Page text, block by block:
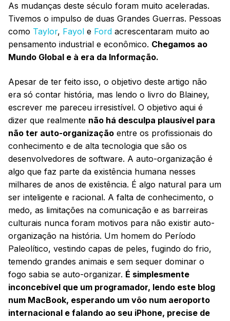
As mudanças deste século foram muito aceleradas.
Tivemos o impulso de duas Grandes Guerras. Pessoas
como Taylor, Fayol e Ford acrescentaram muito ao
pensamento industrial e econômico. Chegamos ao
Mundo Global e à era da Informação.
Apesar de ter feito isso, o objetivo deste artigo não
era só contar história, mas lendo o livro do Blainey,
escrever me pareceu irresistível. O objetivo aqui é
dizer que realmente não há desculpa plausível para
não ter auto-organização entre os profissionais do
conhecimento e de alta tecnologia que são os
desenvolvedores de software. A auto-organização é
algo que faz parte da existência humana nesses
milhares de anos de existência. É algo natural para um
ser inteligente e racional. A falta de conhecimento, o
medo, as limitações na comunicação e as barreiras
culturais nunca foram motivos para não existir auto-
organização na história. Um homem do Período
Paleolítico, vestindo capas de peles, fugindo do frio,
temendo grandes animais e sem sequer dominar o
fogo sabia se auto-organizar. É simplesmente
inconcebível que um programador, lendo este blog
num MacBook, esperando um vôo num aeroporto
internacional e falando ao seu iPhone, precise de